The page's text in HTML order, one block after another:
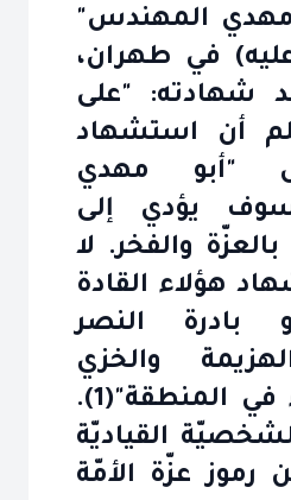
مهدي المهندس"
في طهران،
شهادته: "على
أن استشهاد
"أبو مهدي
يؤدي إلى
والفخر. لا
هؤلاء القادة
بادرة النصر
والخزي
والعار للأعداء في المنطقة"(1).
القياديّة
رموز عزّة الأمّة